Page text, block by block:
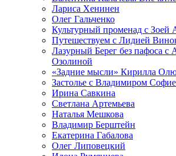
Лариса Хенинен
Олег Гальченко
Культурный променад с Зоей
Путешествуем с Лидией
Лазурный Берег без пафоса с
Озолиной
«Задние мысли» Кирилла
Застолье с Владимиром
Ирина Савкина
Светлана Артемьева
Наталья Мешкова
Владимир Берштейн
Екатерина Габалова
Олег Липовецкий